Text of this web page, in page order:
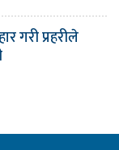
गरी प्रहरीले